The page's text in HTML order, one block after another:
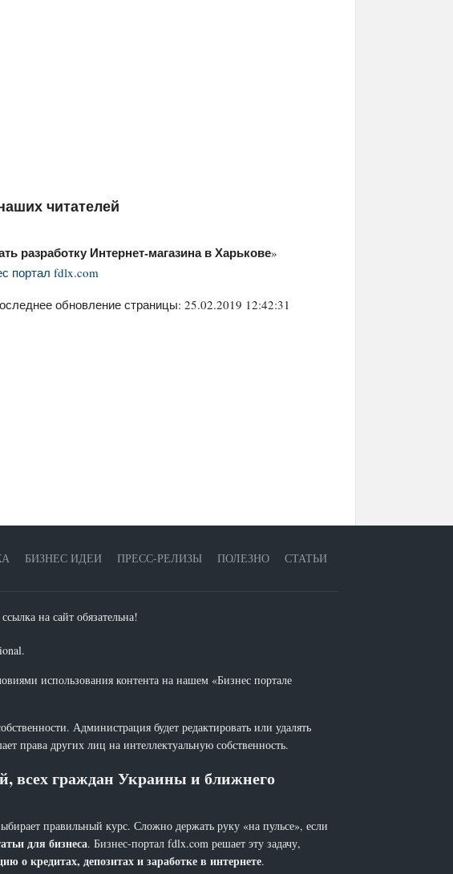
читателей
разработку Интернет-магазина в Харькове»
портал fdlx.com
обновление страницы: 25.02.2019 12:42:31
БИЗНЕС ИДЕИ ПРЕСС-РЕЛИЗЫ ПОЛЕЗНО СТАТЬИ
на сайт обязательна!
использования контента на нашем «Бизнес портале
Администрация будет редактировать или удалять
права других лиц на интеллектуальную собственность.
всех граждан Украины и ближнего
правильный курс. Сложно держать руку «на пульсе», если
для бизнеса. Бизнес-портал fdlx.com решает эту задачу,
о кредитах, депозитах и заработке в интернете.